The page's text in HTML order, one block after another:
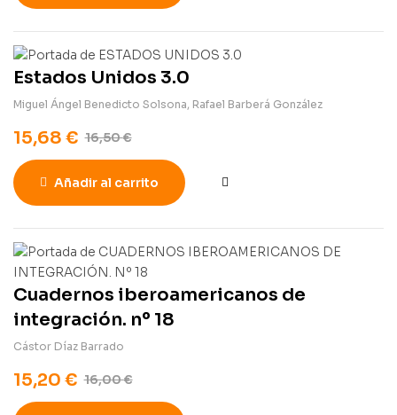
Estados Unidos 3.0
Miguel Ángel Benedicto Solsona, Rafael Barberá González
16,50€
15,68 €
Añadir al carrito
Cuadernos iberoamericanos de
integración. nº 18
Cástor Díaz Barrado
16,00€
15,20 €